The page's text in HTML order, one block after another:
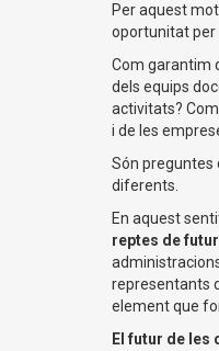
Per aquest
oportunitat per
Com garantim
dels equips
activitats?
i de les
Són preguntes
diferents.
En aquest
reptes de
representants
element que
El futur de